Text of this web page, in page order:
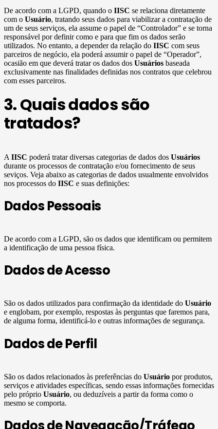
De acordo com a LGPD, quando o IISC se relaciona diretamente
com o Usuário, tratando seus dados para viabilizar a contratação de
um de seus serviços, ela assume o papel de “Controlador” e se torna
responsável por definir como e para que fim os dados serão
utilizados. No entanto, a depender da relação do IISC com seus
parceiros de negócio, ela poderá assumir o papel de “Operador”,
ocasião em que deverá tratar os dados dos Usuários baseada
exclusivamente nas finalidades definidas nos contratos que celebrou
com esses parceiros.
3. Quais dados são
tratados?
A IISC poderá tratar diversas categorias de dados dos Usuários
durante os processos de contratação e/ou fornecimento de seus
seviços. Veja abaixo as categorias de dados usualmente envolvidos
nos processos do IISC e suas definições:
Dados Pessoais
De acordo com a LGPD, são os dados que identificam ou permitem
a identificação de uma pessoa física.
Dados de Acesso
São os dados utilizados para confirmação da identidade do Usuário
e englobam, por exemplo, respostas às perguntas que faremos para,
de alguma forma, identificá-lo e outras informações de segurança.
Dados de Perfil
São os dados relacionados às preferências do Usuário por produtos,
serviços e atividades específicas, sendo essas informações fornecidas
pelo próprio Usuário, ou deduzíveis a partir da forma como o
mesmo se comporta.